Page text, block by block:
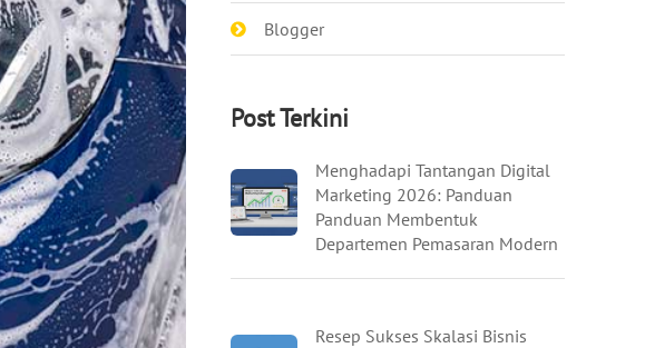
Blogger
Post Terkini
Menghadapi Tantangan Digital
Marketing 2026: Panduan
Panduan Membentuk
Departemen Pemasaran Modern
Resep Sukses Skalasi Bisnis